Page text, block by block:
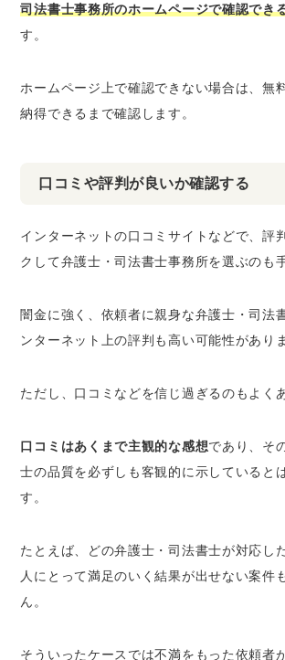
司法書士事務所のホームページで確認でき
す。
ホームページ上で確認できない場合は、無
納得できるまで確認します。
口コミや評判が良いか確認する
インターネットの口コミサイトなどで、評
クして弁護士・司法書士事務所を選ぶのも
闇金に強く、依頼者に親身な弁護士・司法
ンターネット上の評判も高い可能性があり
ただし、口コミなどを信じ過ぎるのもよく
口コミはあくまで主観的な感想であり、そ
士の品質を必ずしも客観的に示していると
す。
たとえば、どの弁護士・司法書士が対応し
人にとって満足のいく結果が出せない案件
ん。
そういったケースでは不満をもった依頼者